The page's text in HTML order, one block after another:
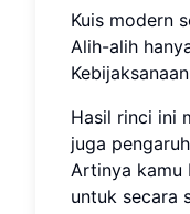
Kuis modern
Alih-alih
Hasil rinci ini
juga
Artinya kamu
untuk secara